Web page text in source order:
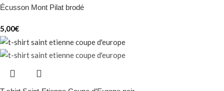
Écusson Mont Pilat brodé
5,00€